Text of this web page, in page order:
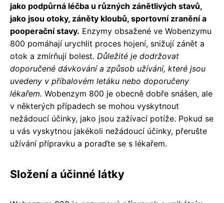
jako podpůrná léčba u různých zánětlivých stavů,
jako jsou otoky, záněty kloubů, sportovní zranění a
pooperační stavy. Enzymy obsažené ve Wobenzymu
800 pomáhají urychlit proces hojení, snižují zánět a
otok a zmírňují bolest. Důležité je dodržovat
doporučené dávkování a způsob užívání, které jsou
uvedeny v příbalovém letáku nebo doporučeny
lékařem. Wobenzym 800 je obecně dobře snášen, ale
v některých případech se mohou vyskytnout
nežádoucí účinky, jako jsou zažívací potíže. Pokud se
u vás vyskytnou jakékoli nežádoucí účinky, přerušte
užívání přípravku a poraďte se s lékařem.
Složení a účinné látky